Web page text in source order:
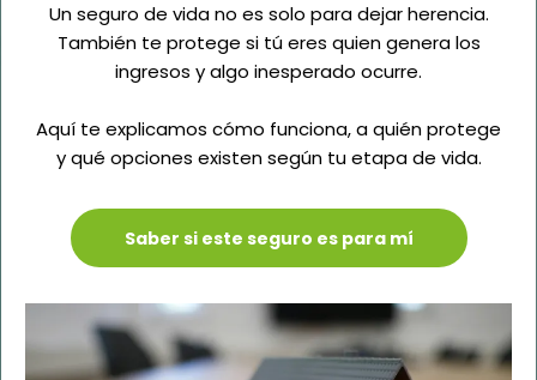
Un seguro de vida no es solo para dejar herencia.
También te protege si tú eres quien genera los
ingresos y algo inesperado ocurre.
Aquí te explicamos cómo funciona, a quién protege
y qué opciones existen según tu etapa de vida.
Saber si este seguro es para mí